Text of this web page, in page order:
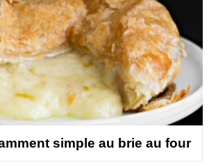
simple au brie au four